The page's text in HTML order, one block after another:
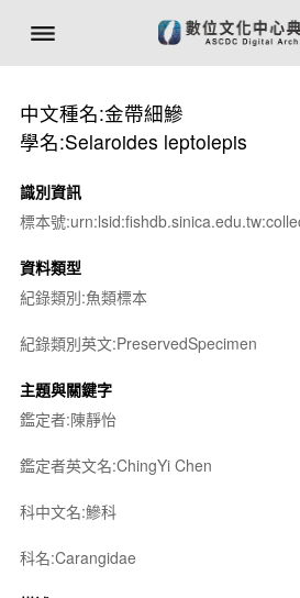
中文種名:金帶細鰺
學名:Selaroides leptolepis
識別資訊
標本號
資料類型
紀錄類別:魚類標本
紀錄類別英文:PreservedSpecimen
主題與關鍵字
鑑定者:陳靜怡
鑑定者英文名:ChingYi Chen
科中文名:鰺科
科名:Carangidae